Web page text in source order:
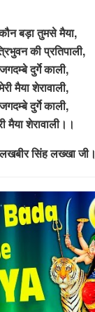
बड़ा तुमसे मैया,
की प्रतिपाली,
दुर्गे काली,
मैया शेरावाली,
दुर्गे काली,
मैया शेरावाली।।
सिंह लख्खा जी।